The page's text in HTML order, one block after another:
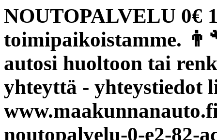
NOUTOPALVELU 0€
toimipaikoistamme.
autosi huoltoon tai
yhteyttä - yhteystiedot
noutopalvelu-0-e2-82-